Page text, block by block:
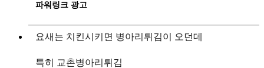
파워링크 광고
요새는 치킨시키면 병아리튀김이 오던데
특히 교촌병아리튀김